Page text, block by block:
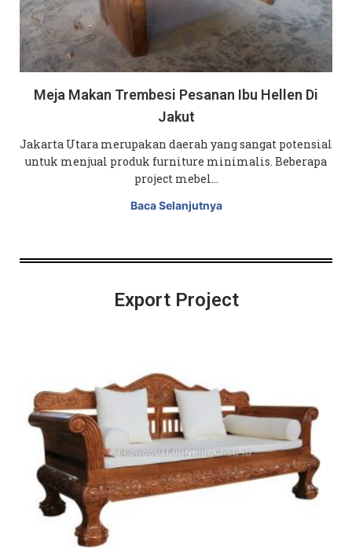
Meja Makan Trembesi Pesanan Ibu Hellen Di
Jakut
Jakarta Utara merupakan daerah yang sangat potensial
untuk menjual produk furniture minimalis. Beberapa
project mebel…
Baca Selanjutnya
Export Project